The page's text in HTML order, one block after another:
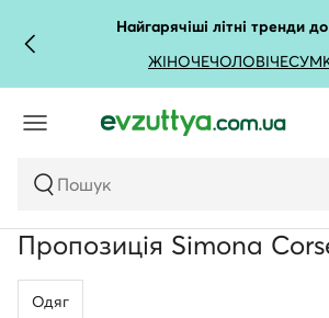
Найгарячіші літні тренди
ЖІНОЧЕЧОЛОВІЧЕ
Пошук
Пропозиція Simona
Одяг